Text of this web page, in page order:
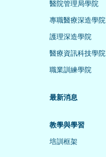
醫院管理局學院
專職醫療深造學院
護理深造學院
醫療資訊科技學院
職業訓練學院
最新消息
教學與學習
培訓框架